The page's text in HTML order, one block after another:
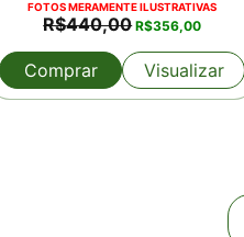
FOTOS MERAMENTE ILUSTRATIVAS
R$440,00O
preço
original
era:
R$440,00.
R$356,00O
atual
é:
Comprar Visualizar